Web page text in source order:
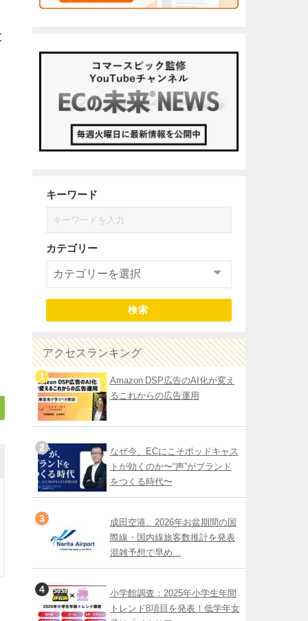
キーワード
カテゴリー
検索
アクセスランキング
Amazon DSP広告のAI化が変え
るこれからの広告運用
なぜ今、ECにこそポッドキャス
トが効くのか〜“声”がブランド
をつくる時代〜
成田空港、2026年お盆期間の国
際線・国内線旅客数推計を発表
混雑予想で早め...
小学館調査：2025年小学生年間
トレンド8項目を発表！低学年女